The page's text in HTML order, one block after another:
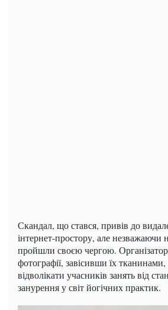
Скандал, що стався, привів до
інтернет-простору, але незважаючи
пройшли своєю чергою.
фотографії, завісивши їх
відволікати учасників занять від
занурення у світ йогічних практик.